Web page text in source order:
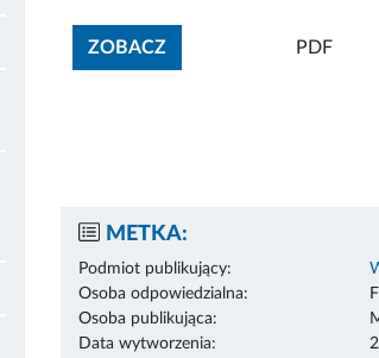
ZOBACZZOBACZ ZAŁĄCZNIK
PDF
METKA:
Podmiot publikujący:
Osoba odpowiedzialna:
Osoba publikująca:
Data wytworzenia: